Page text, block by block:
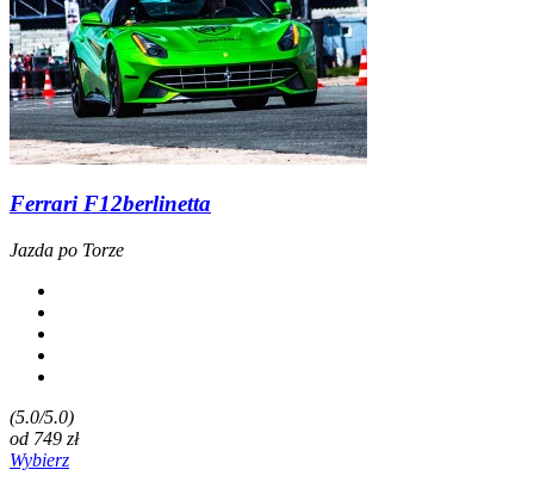
Ferrari F12berlinetta
Jazda po Torze
(5.0/5.0)
od 749 zł
Wybierz